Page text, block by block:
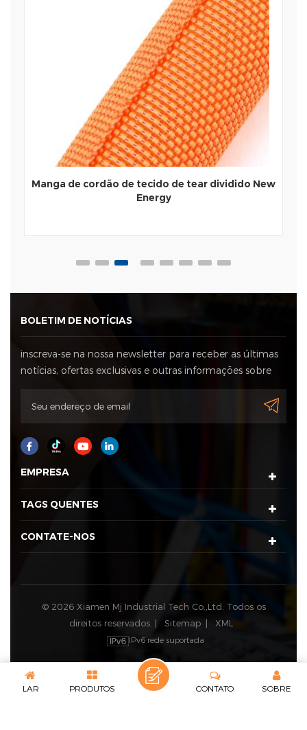
Manga de cordão de tecido de tear dividido New
Energy
BOLETIM DE NOTÍCIAS
inscreva-se na nossa newsletter para receber as últimas
notícias, ofertas exclusivas e outras informações sobre
descontos.
EMPRESA
TAGS QUENTES
CONTATE-NOS
© 2026 Xiamen Mj Industrial Tech Co.,Ltd. Todos os
direitos reservados. |
Sitemap | XML
IPv6 rede suportada
LAR PRODUTOS SOBRE
CONTATO